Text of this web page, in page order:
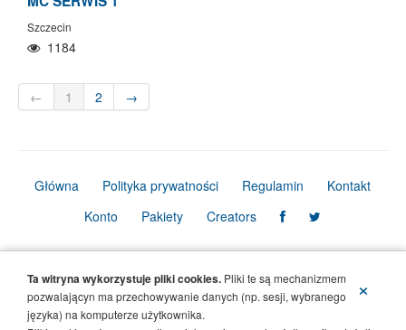
Szczecin
1184
← 1 2 →
Główna Polityka prywatności Regulamin
Kontakt
Konto
Pakiety Creators
×
Ta witryna wykorzystuje pliki cookies. Pliki te są mechanizmem
pozwalającyn ma przechowywanie danych (np. sesji, wybranego
języka) na komputerze użytkownika.